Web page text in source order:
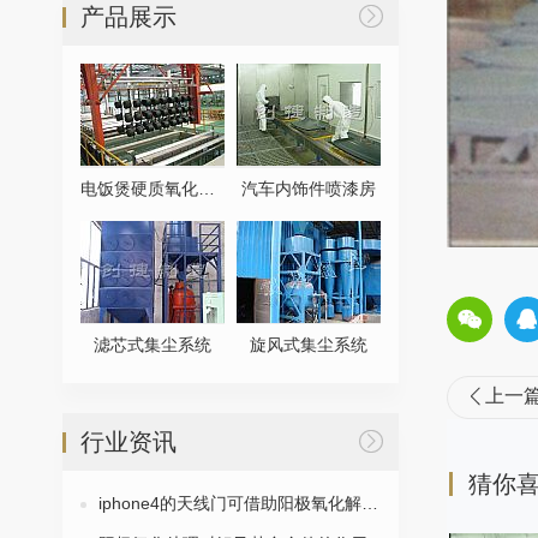
 上一
猜你
产品展示 
汽车内饰件喷漆房
滤芯式集尘系统 旋风式集尘系统
行业资讯 